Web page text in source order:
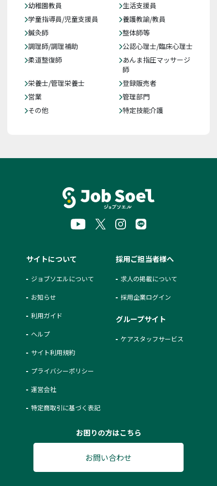
幼稚園教員
生活支援員
学童指導員/児童支援員
養護教諭/教員
鍼灸師
整体師等
調理師/調理補助
公認心理士/臨床心理士
柔道整復師
あんま指圧マッサージ
師
栄養士/管理栄養士
登録販売者
営業
管理部門
その他
特定技能介護
サイトについて
ジョブソエルについて
お知らせ
利用ガイド
ヘルプ
サイト利用規約
プライバシーポリシー
運営会社
特定商取引に基づく表記
採用ご担当者様へ
求人の掲載について
採用企業ログイン
グループサイト
ケアスタッフサービス
お困りの方はこちら
お問い合わせ